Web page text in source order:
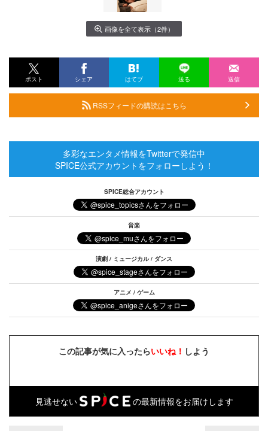
画像を全て表示（2件）
ポスト シェア はてブ 送る 送信
RSSフィードの購読はこちら
多彩なエンタメ情報をTwitterで発信中
SPICE公式アカウントをフォローしよう！
SPICE総合アカウント
音楽
演劇 / ミュージカル / ダンス
アニメ / ゲーム
この記事が気に入ったらいいね！ しよう
見逃せない の最新情報をお届けします